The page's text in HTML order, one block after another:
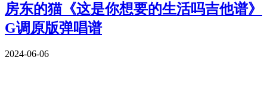
房东的猫《这是你想要的生活吗吉他谱》
G调原版弹唱谱
2024-06-06